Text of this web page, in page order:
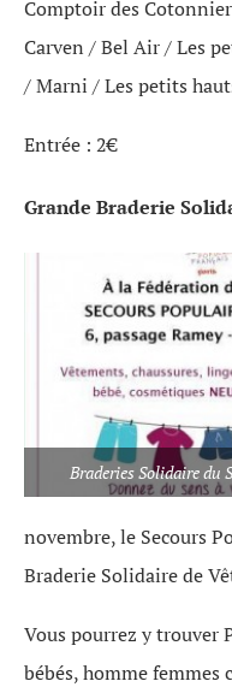
Comptoir des
Carven / Bel Air / Les
/ Marni / Les petits
Entrée : 2€
Grande Braderie
Braderies Solidaire du
novembre, le Secours
Braderie Solidaire de
Vous pourrez y trouver
bébés, homme femmes